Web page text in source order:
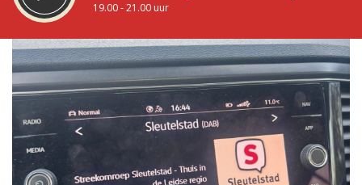
19.00 - 21.00 uur
STRAKS:
De avond van Sleutelstad
21.00 - 0.00 uur
Vorig uur
uur 1 van 0 Volgend uur